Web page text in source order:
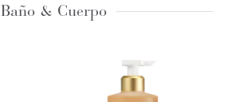
Baño & Cuerpo